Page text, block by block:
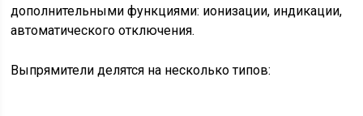
дополнительными функциями: ионизации, индикации,
автоматического отключения.
Выпрямители делятся на несколько типов: